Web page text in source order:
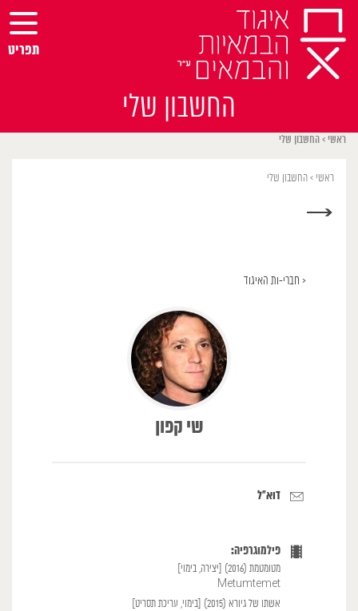
Skip
content
החשבון שלי
תפריט
ראשי > החשבון שלי
ראשי > החשבון שלי
→
< חברי-ות האיגוד
שי קפון
דוא"ל
פילמוגרפיה:
מטומטמת (2016) [יצירה, בימוי]
Metumtemet
אשתו של גיורא (2015) [בימוי, עריכת תסריט]